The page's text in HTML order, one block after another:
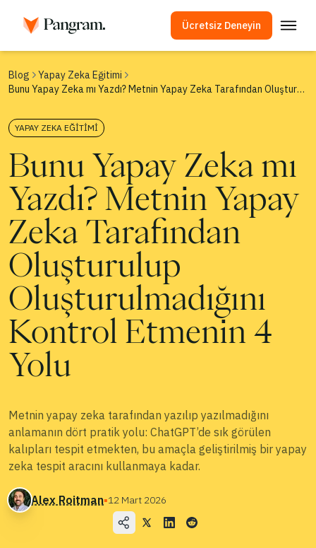
Ücretsiz Deneyin
AI Algılayıcı
Görüntü Algılayıcı
API
Entegrasyonlar
İntihal Kontrolü
Çok Dilli Yapay Zeka Algılama
Kullanım Örnekleri
Şirket
Blog
Fiyatlandırma
Giriş
Blog
Yapay Zeka Eğitimi
Bunu Yapay Zeka mı Yazdı? Metnin Yapay Zeka Tarafından Oluşturulup Oluşturulmadığını Kontrol Etmenin 4 Yolu
YAPAY ZEKA EĞITIMI
Bunu Yapay Zeka mı
Yazdı? Metnin Yapay
Zeka Tarafından
Oluşturulup
Oluşturulmadığını
Kontrol Etmenin 4
Yolu
Metnin yapay zeka tarafından yazılıp yazılmadığını
anlamanın dört pratik yolu: ChatGPT’de sık görülen
kalıpları tespit etmekten, bu amaçla geliştirilmiş bir yapay
zeka tespit aracını kullanmaya kadar.
Alex Roitman▪12 Mart 2026